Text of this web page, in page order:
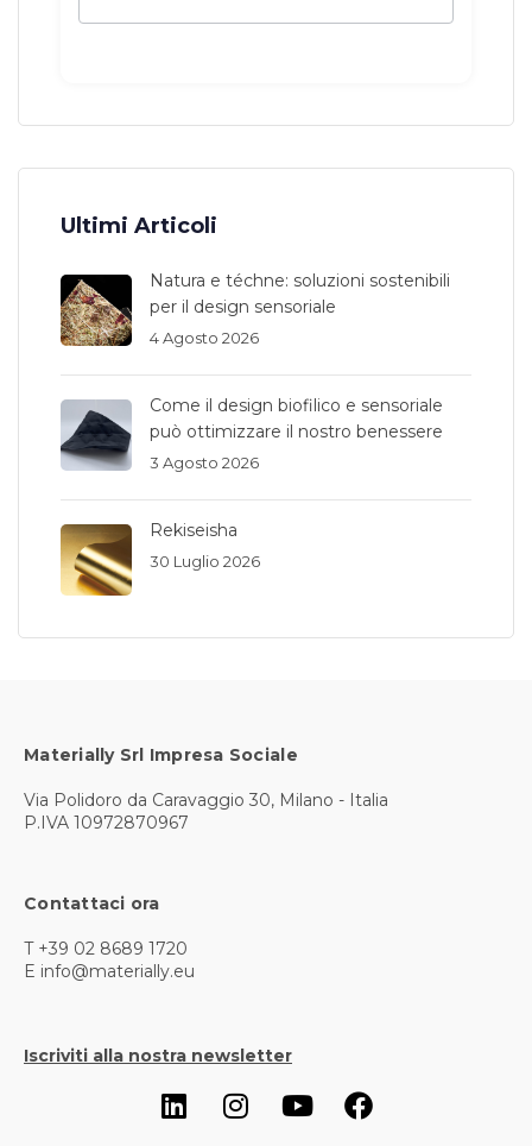
Ultimi Articoli
Natura e téchne: soluzioni sostenibili
per il design sensoriale
4 Agosto 2026
Come il design biofilico e sensoriale
può ottimizzare il nostro benessere
3 Agosto 2026
Rekiseisha
30 Luglio 2026
Materially Srl Impresa Sociale
Via Polidoro da Caravaggio 30, Milano - Italia
P.IVA 10972870967
Contattaci ora
T +39 02 8689 1720
E info@materially.eu
Iscriviti alla nostra newsletter